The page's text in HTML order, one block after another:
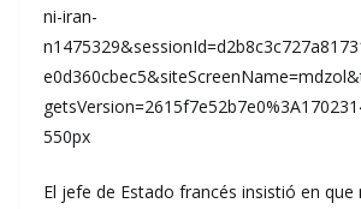
ni-iran-
550px
El jefe de Estado francés insistió en que